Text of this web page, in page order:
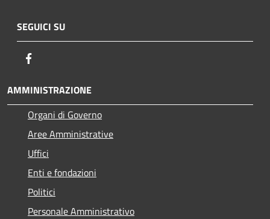
SEGUICI SU
AMMINISTRAZIONE
Organi di Governo
Aree Amministrative
Uffici
Enti e fondazioni
Politici
Personale Amministrativo